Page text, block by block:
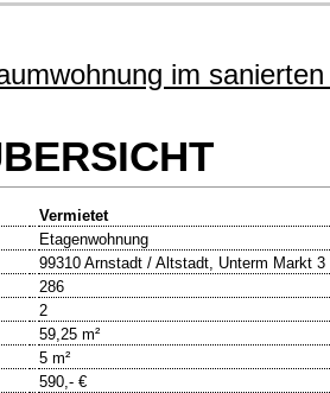
im
Vermietet
Etagenwohnung
99310 Arnstadt / Altstadt, Unterm Markt 3
286
2
59,25 m²
5 m²
590,- €